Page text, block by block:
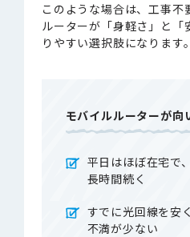
このような場合は、工事
ルーターが「身軽さ」と「
りやすい選択肢になります。
モバイルルーターが向
平日はほぼ在宅で
長時間続く
すでに光回線を安
不満が少ない